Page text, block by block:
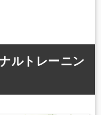
ルトレーニン